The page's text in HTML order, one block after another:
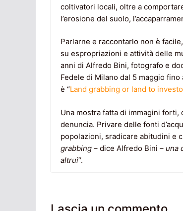
coltivatori locali, oltre a
l’erosione del suolo,
Parlarne e raccontarlo non è
su espropriazioni e attività delle
anni di Alfredo Bini, fotografo e
Fedele di Milano dal 5 maggio
è “Land grabbing or land to
Una mostra fatta di immagini
denuncia. Privare delle fonti
popolazioni, sradicare abitudini e
grabbing – dice Alfredo Bini – una
altrui“.